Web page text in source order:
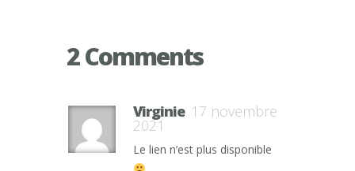
2 Comments
Virginie 17 novembre
2021
Le lien n’est plus disponible